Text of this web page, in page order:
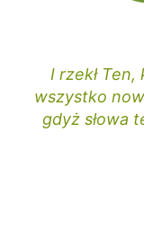
I rzekł
wszystko
gdyż słowa